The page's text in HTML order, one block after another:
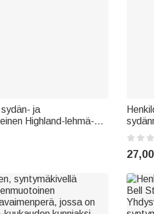
ja
Highland-lehmä-
hieno koru, hääpäivä-
naiselle tai äidille